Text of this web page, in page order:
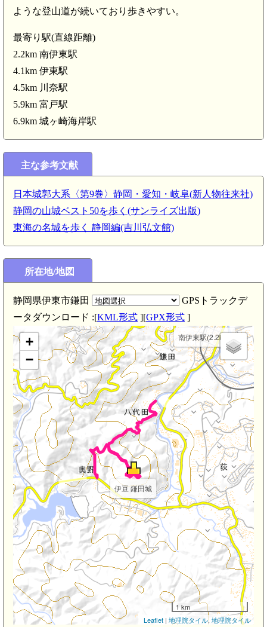
ような登山道が続いており歩きやすい。
最寄り駅(直線距離)
2.2km 南伊東駅
4.1km 伊東駅
4.5km 川奈駅
5.9km 富戸駅
6.9km 城ヶ崎海岸駅
主な参考文献
日本城郭大系〈第9巻〉静岡・愛知・岐阜(新人物往来社)
静岡の山城ベスト50を歩く(サンライズ出版)
東海の名城を歩く 静岡編(吉川弘文館)
所在地/地図
静岡県伊東市鎌田
GPSトラックデ
ータダウンロード :[KML形式 ][GPX形式 ]
南伊東駅(2.2km)
伊東駅(4.1km)
葛
伊豆 鎌田城
+
−
1 km
Leaflet | 地理院タイル, 地理院タイル